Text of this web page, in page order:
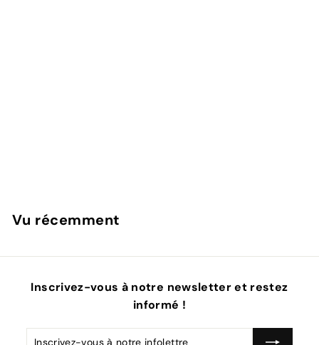
Vu récemment
Inscrivez-vous à notre newsletter et restez
informé !
Inscrivez-
S'inscrire